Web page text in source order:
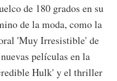
de 180 grados en su
de la moda, como la
'Muy Irresistible' de
películas en la
Hulk' y el thriller